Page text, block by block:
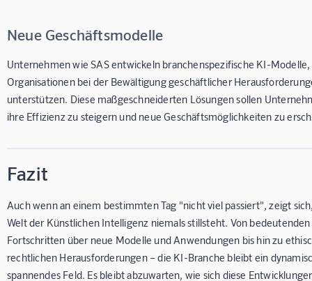
Neue Geschäftsmodelle
Unternehmen wie SAS entwickeln branchenspezifische KI-
Organisationen bei der Bewältigung geschäftlicher
unterstützen. Diese maßgeschneiderten Lösungen sollen
ihre Effizienz zu steigern und neue Geschäftsmöglichkeiten zu
Fazit
Auch wenn an einem bestimmten Tag "nicht viel passiert", zeigt
Welt der Künstlichen Intelligenz niemals stillsteht. Von
Fortschritten über neue Modelle und Anwendungen bis hin zu
rechtlichen Herausforderungen – die KI-Branche bleibt ein
spannendes Feld. Es bleibt abzuwarten, wie sich diese